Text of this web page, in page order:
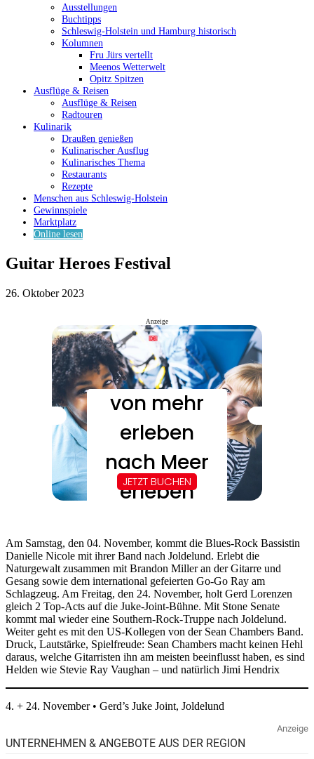
Ausstellungen
Buchtipps
Schleswig-Holstein und Hamburg historisch
Kolumnen
Fru Jürs vertellt
Meenos Wetterwelt
Opitz Spitzen
Ausflüge & Reisen
Ausflüge & Reisen
Radtouren
Kulinarik
Draußen genießen
Kulinarischer Ausflug
Kulinarisches Thema
Restaurants
Rezepte
Menschen aus Schleswig-Holstein
Gewinnspiele
Marktplatz
Online lesen
Guitar Heroes Festival
26. Oktober 2023
Anzeige
Am Samstag, den 04. November, kommt die Blues-Rock Bassistin
Danielle Nicole mit ihrer Band nach Joldelund. Erlebt die
Naturgewalt zusammen mit Brandon Miller an der Gitarre und
Gesang sowie dem international gefeierten Go-Go Ray am
Schlagzeug. Am Freitag, den 24. November, holt Gerd Lorenzen
gleich 2 Top-Acts auf die Juke-Joint-Bühne. Mit Stone Senate
kommt mal wieder eine Southern-Rock-Truppe nach Joldelund.
Weiter geht es mit den US-Kollegen von der Sean Chambers Band.
Druck, Lautstärke, Spielfreude: Sean Chambers macht keinen Hehl
daraus, welche Gitarristen ihn am meisten beeinflusst haben, es sind
Helden wie Stevie Ray Vaughan – und natürlich Jimi Hendrix
4. + 24. November • Gerd’s Juke Joint, Joldelund